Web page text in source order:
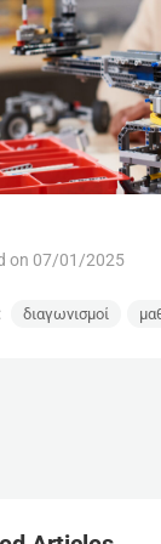
on 07/01/2025
διαγωνισμοί